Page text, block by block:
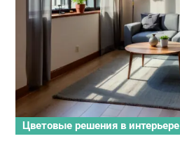
Цветовые решения в интерьере